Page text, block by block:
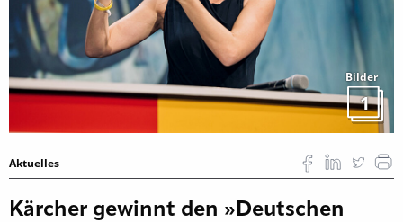
Bilder
1
Aktuelles
Kärcher gewinnt den »Deutschen